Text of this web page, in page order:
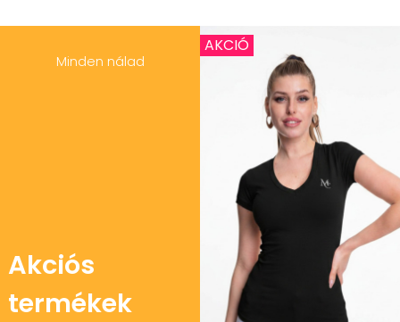
Minden nálad
Akciós
termékek
AKCIÓ